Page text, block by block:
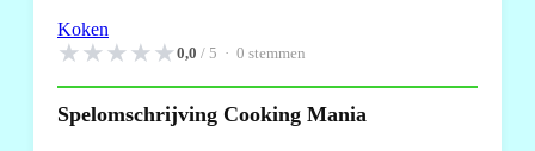
Koken
★★★★★0,0 / 5 · 0 stemmen
Spelomschrijving Cooking Mania